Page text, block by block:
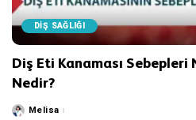
DİŞ SAĞLIĞI
Diş Eti Kanaması Sebepleri
Nedir?
PostedMelisa